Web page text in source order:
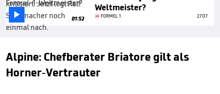
 01:52
Weltmeister?
FORMEL 1 27.07.
Alpine: Chefberater Briatore gilt als
Horner-Vertrauter